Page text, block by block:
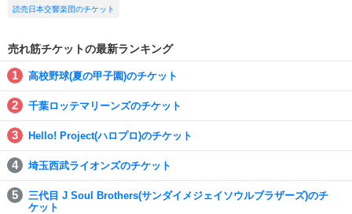
読売日本交響楽団のチケット
売れ筋チケットの最新ランキング
高校野球(夏の甲子園)のチケット
千葉ロッテマリーンズのチケット
Hello! Project(ハロプロ)のチケット
埼玉西武ライオンズのチケット
三代目 J Soul Brothers(サンダイメジェイソウルブラザーズ)のチ
ケット